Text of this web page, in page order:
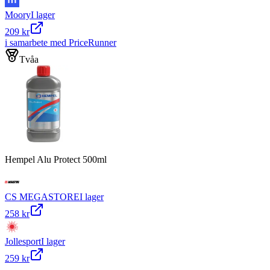
MooryI lager
209 kr
i samarbete med PriceRunner
Tvåa
Hempel Alu Protect 500ml
CS MEGASTOREI lager
258 kr
JollesportI lager
259 kr